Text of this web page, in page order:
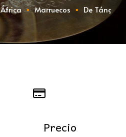
África Marruecos De Tánger
Precio